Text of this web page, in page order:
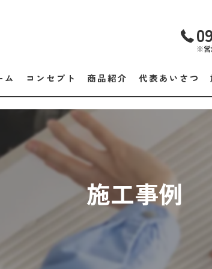
※営
ム コンセプト 商品紹介 代表あいさつ
施工事例